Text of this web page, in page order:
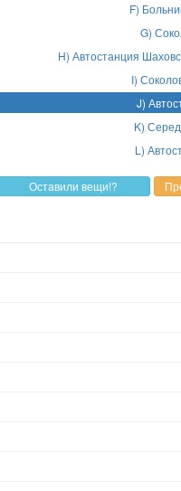
F)
G)
H) Автостанция
I)
J)
K)
L)